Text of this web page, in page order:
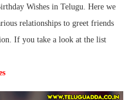
Wishes in Telugu. Here we
relationships to greet friends
. If you take a look at the list